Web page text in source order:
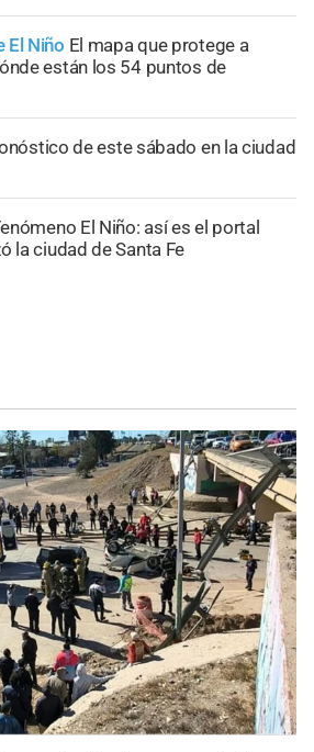
El Niño El mapa que protege a
están los 54 puntos de
de este sábado en la ciudad
El Niño: así es el portal
la ciudad de Santa Fe